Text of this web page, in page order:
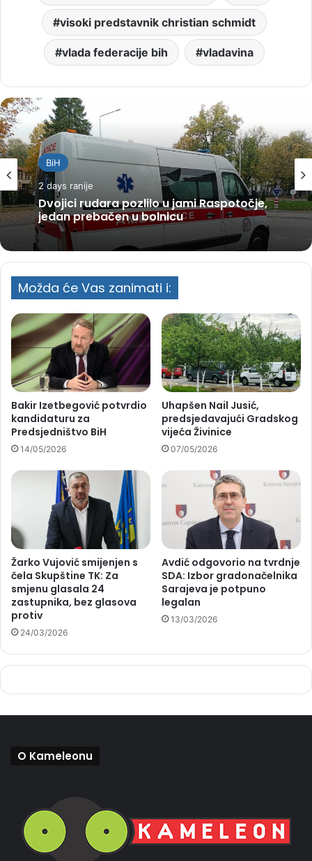
visoki predstavnik christian schmidt
vlada federacije bih vladavina
BiH
2 days ranije
Dvojici rudara pozlilo u jami Raspotočje,
jedan prebačen u bolnicu
Možda će Vas zanimati i:
Bakir Izetbegović potvrdio
kandidaturu za
Predsjedništvo BiH
14/05/2026
Uhapšen Nail Jusić,
predsjedavajući Gradskog
vijeća Živinice
07/05/2026
Žarko Vujović smijenjen s
čela Skupštine TK: Za
smjenu glasala 24
zastupnika, bez glasova
protiv
24/03/2026
Avdić odgovorio na tvrdnje
SDA: Izbor gradonačelnika
Sarajeva je potpuno
legalan
13/03/2026
O Kameleonu